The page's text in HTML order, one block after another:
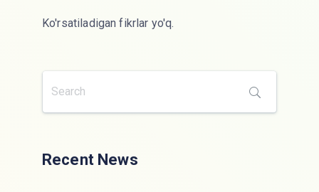
Ko'rsatiladigan fikrlar yo'q.
Recent News